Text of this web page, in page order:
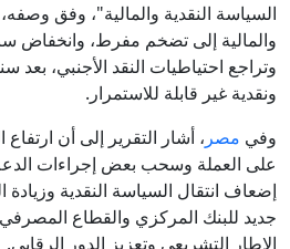
السياسة النقدية والمالية"، وفق وصفه،
والمالية إلى تضخم مفرط، وانخفاض
وتراجع احتياطيات النقد الأجنبي،
ونقدية غير قابلة للاستمرار.
وفي مصر ، أشار التقرير إلى أن
على العملة وسحب بعض إجراءات
إضعاف انتقال السياسة النقدية
الإطار التشريعي وتعزيز الدور الرقابي.